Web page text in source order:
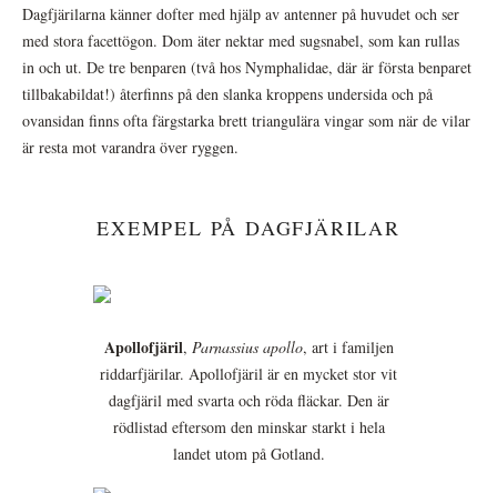
Dagfjärilarna känner dofter med hjälp av antenner på huvudet och ser
med stora facettögon. Dom äter nektar med sugsnabel, som kan rullas
in och ut. De tre benparen (två hos Nymphalidae, där är första benparet
tillbakabildat!) återfinns på den slanka kroppens undersida och på
ovansidan finns ofta färgstarka brett triangulära vingar som när de vilar
är resta mot varandra över ryggen.
EXEMPEL PÅ DAGFJÄRILAR
Apollofjäril, Parnassius apollo, art i familjen
riddarfjärilar. Apollofjäril är en mycket stor vit
dagfjäril med svarta och röda fläckar. Den är
rödlistad eftersom den minskar starkt i hela
landet utom på Gotland.